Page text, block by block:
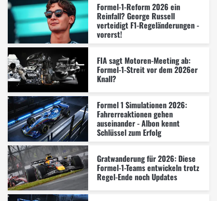
Formel-1-Reform 2026 ein
Reinfall? George Russell
verteidigt F1-Regeländerungen -
vorerst!
FIA sagt Motoren-Meeting ab:
Formel-1-Streit vor dem 2026er
Knall?
Formel 1 Simulationen 2026:
Fahrerreaktionen gehen
auseinander - Albon kennt
Schlüssel zum Erfolg
Gratwanderung für 2026: Diese
Formel-1-Teams entwickeln trotz
Regel-Ende noch Updates